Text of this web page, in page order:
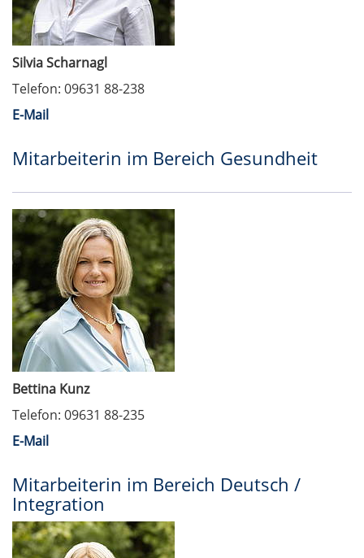
Silvia Scharnagl
Telefon: 09631 88-238
E-Mail
Mitarbeiterin im Bereich Gesundheit
Bettina Kunz
Telefon: 09631 88-235
E-Mail
Mitarbeiterin im Bereich Deutsch /
Integration